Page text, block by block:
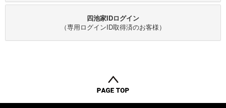
四池家IDログイン
（専用ログインID取得済のお客様）